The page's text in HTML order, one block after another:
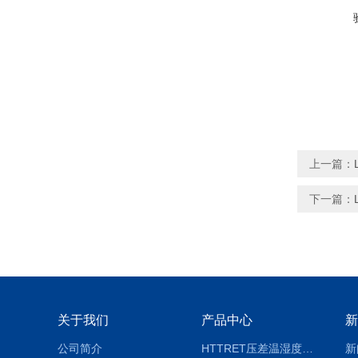
上一篇：
下一篇：
关于我们
公司简介
产品中心
HTTRET压差温湿度显示屏